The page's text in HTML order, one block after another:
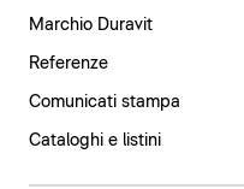
Marchio Duravit
Referenze
Comunicati stampa
Cataloghi e listini